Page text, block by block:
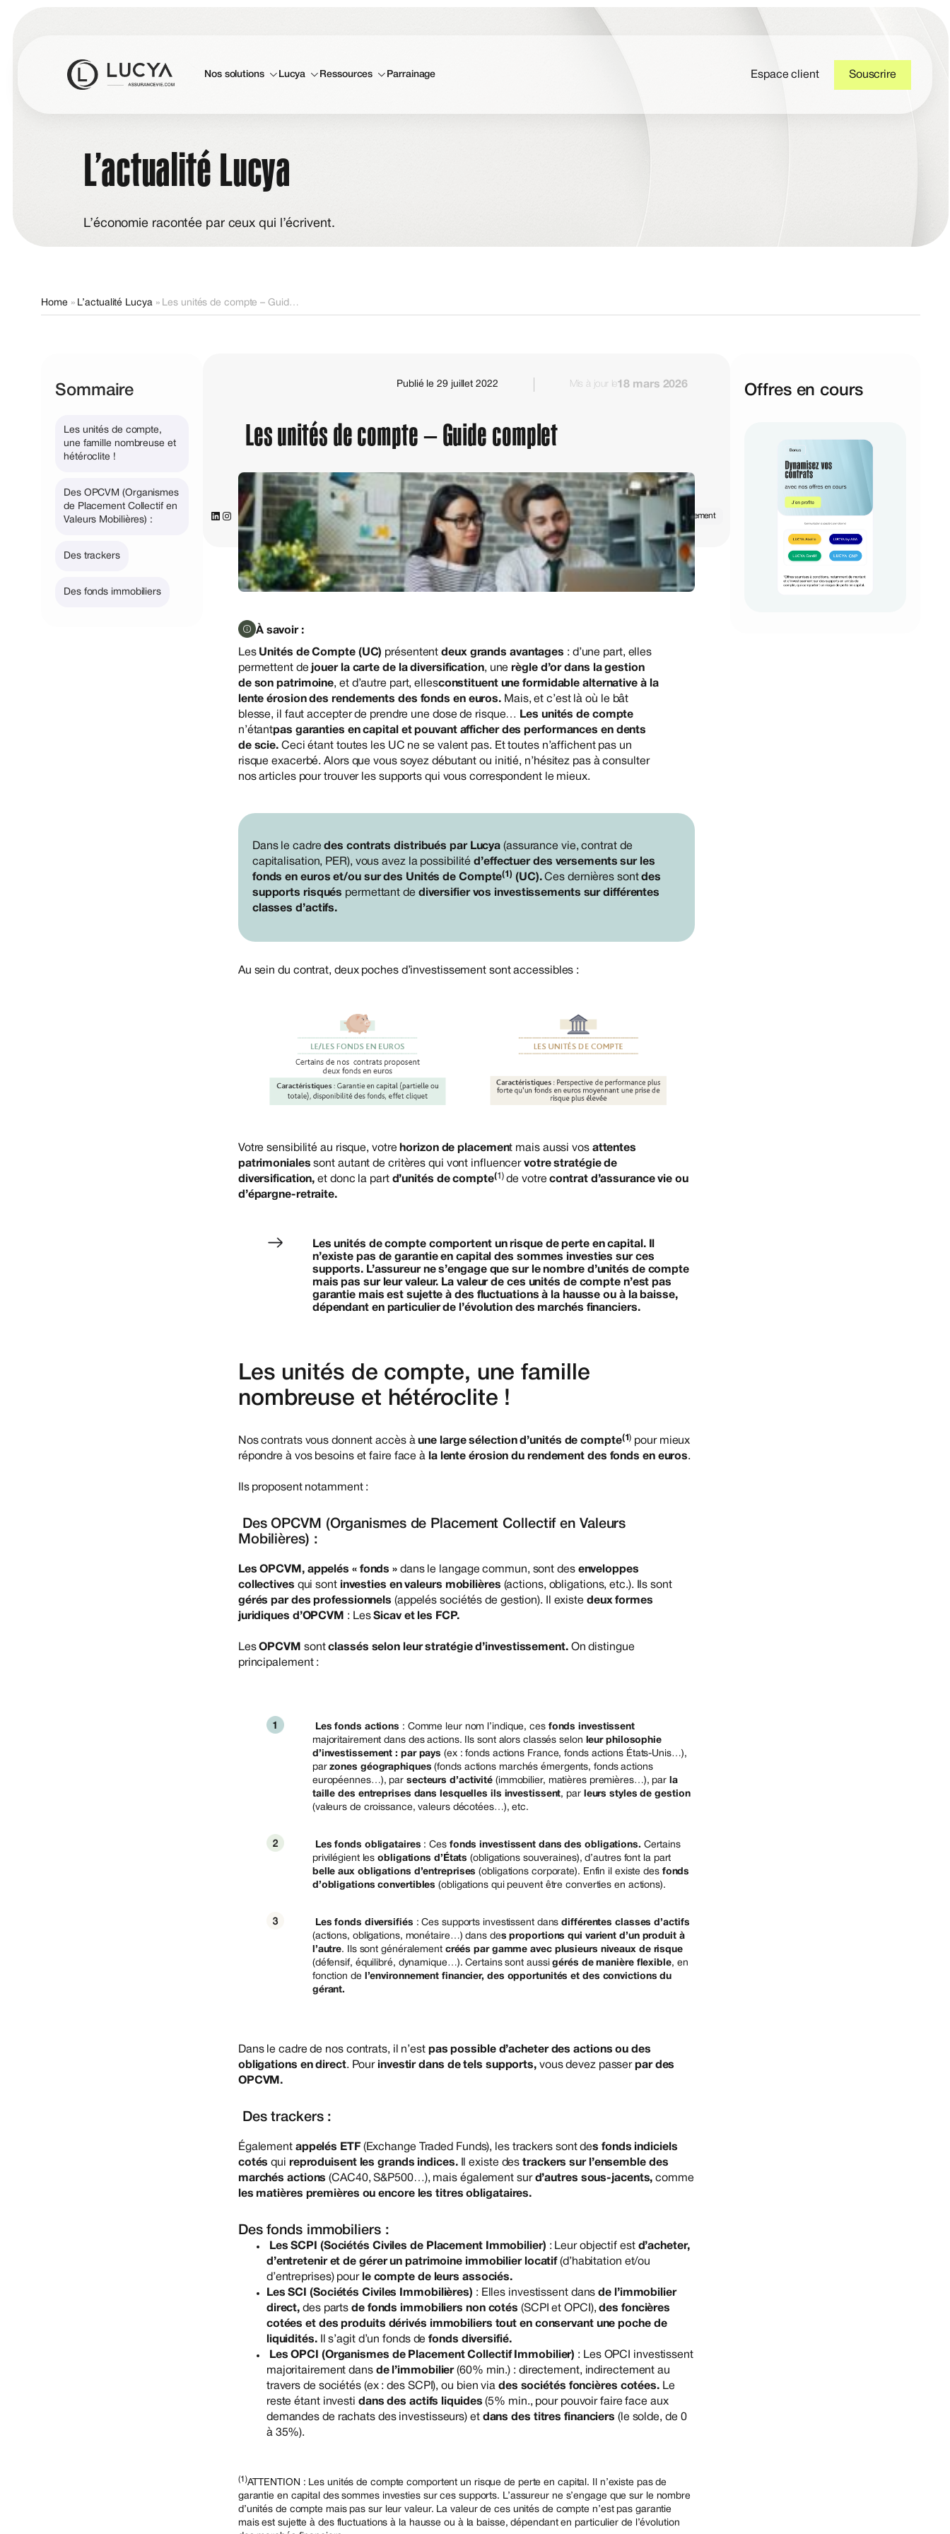
Nos solutions Lucya Ressources Parrainage Espace client Souscrire
L’actualité Lucya
L’économie racontée par ceux qui l’écrivent.
Home » L’actualité Lucya» Les unités de compte – Guide complet
Sommaire
Les unités de compte,
une famille nombreuse et
hétéroclite !
Des OPCVM (Organismes
de Placement Collectif en
Valeurs Mobilières) :
Des trackers
Des fonds immobiliers
Publié le 29 juillet 2022 Mis à jour le18 mars 2026
Les unités de compte – Guide complet
LinkedIn Instagram Assurance vie Retraite Placement
À savoir :
Les Unités de Compte (UC) présententdeux grands avantages : d’une part, elles
permettent de jouer la carte de la diversification, unerègle d’or dans la gestion
de son patrimoine, et d’autre part, ellesconstituent une formidable alternative à la
lente érosion des rendements des fonds en euros. Mais, et c’est là où le bât
blesse, il faut accepter de prendre une dose de risque…
Les unités de compte
n’étantpas garanties en capital et pouvant afficher des performances en dents
de scie. Ceci étant toutes les UC ne se valent pas. Et toutes n’affichent pas un
risque exacerbé. Alors que vous soyez débutant ou initié, n’hésitez pas à consulter
nos articles pour trouver les supports qui vous correspondent le mieux.
Dans le cadredes contrats distribués par Lucya (assurance vie, contrat de
capitalisation, PER), vous avez la possibilitéd’effectuer des versements sur les
fonds en euros et/ou sur des Unités de Compte(1) (UC).Ces dernières sontdes
supports risqués permettant de diversifier vos investissements sur différentes
classes d’actifs.
Au sein du contrat, deux poches d’investissement sont accessibles :
Votre sensibilité au risque, votre horizon de placement mais aussi vos attentes
patrimoniales sont autant de critères qui vont influencervotre stratégie de
diversification, et donc la part d’unités de compte(1)de votre contrat d’assurance vie ou
d’épargne-retraite.
Les unités de compte comportent un risque de perte en capital. Il
n’existe pas de garantie en capital des sommes investies sur ces
supports. L’assureur ne s’engage que sur le nombre d’unités de compte
mais pas sur leur valeur. La valeur de ces unités de compte n’est pas
garantie mais est sujette à des fluctuations à la hausse ou à la baisse,
dépendant en particulier de l’évolution des marchés financiers.
Les unités de compte, une famille
nombreuse et hétéroclite !
Nos contrats vous donnent accès àune large sélection d’unités de compte(1) pour mieux
répondre à vos besoins et faire face à la lente érosion du rendement des fonds en euros.
Ils proposent notamment :
Des OPCVM (Organismes de Placement Collectif en Valeurs
Mobilières) :
Les OPCVM, appelés « fonds » dans le langage commun, sont desenveloppes
collectives qui sontinvesties en valeurs mobilières (actions, obligations, etc.). Ils sont
gérés par des professionnels (appelés sociétés de gestion). Il existe deux formes
juridiques d’OPCVM
: LesSicav et les FCP.
LesOPCVM sontclassés selon leur stratégie d’investissement.On distingue
principalement :
Les fonds actions : Comme leur nom l’indique, ces fonds investissent
majoritairement dans des actions. Ils sont alors classés selon leur philosophie
d’investissement : par pays (ex : fonds actions France, fonds actions États-Unis…),
parzones géographiques (fonds actions marchés émergents, fonds actions
européennes…), par secteurs d’activité (immobilier, matières premières…), par
la
taille des entreprises dans lesquelles ils investissent, parleurs styles de gestion
(valeurs de croissance, valeurs décotées…), etc.
Les fonds obligataires : Ces fonds investissent dans des obligations. Certains
privilégient lesobligations d’États (obligations souveraines), d’autres font la part
belle aux obligations d’entreprises (obligations corporate). Enfin il existe desfonds
d’obligations convertibles(obligations qui peuvent être converties en actions).
Les fonds diversifiés : Ces supports investissent dans différentes classes d’actifs
(actions, obligations, monétaire…) dans des proportions qui varient d’un produit à
l’autre. Ils sont généralementcréés par gamme avec plusieurs niveaux de risque
(défensif, équilibré, dynamique…). Certains sont aussigérés de manière flexible, en
fonction de
l’environnement financier, des opportunités et des convictions du
gérant.
Dans le cadre de nos contrats, il n’est pas possible d’acheter des actions ou des
obligations en direct. Pourinvestir dans de tels supports,vous devez passerpar des
OPCVM.
Des trackers :
Également appelés ETF(Exchange Traded Funds), les trackers sont des fonds indiciels
cotésqui reproduisent les grands indices.Il existe destrackers sur l’ensemble des
marchés actions(CAC40, S&P500…), mais également sur d’autres sous-jacents, comme
les matières premières ou encore les titres obligataires.
Des fonds immobiliers :
Les SCPI (Sociétés Civiles de Placement Immobilier) : Leur objectif est d’acheter,
d’entretenir et de gérer un patrimoine immobilier locatif(d’habitation et/ou
d’entreprises) pour le compte de leurs associés.
Les SCI (Sociétés Civiles Immobilières) : Elles investissent dansde l’immobilier
direct,des partsde fonds immobiliers non cotés (SCPI et OPCI),des foncières
cotées et des produits dérivés immobiliers tout en conservant une poche de
liquidités.
Il s’agit d’un fonds de fonds diversifié.
Les OPCI (Organismes de Placement Collectif Immobilier) : Les OPCI investissent
majoritairement dansde l’immobilier(60% min.) : directement, indirectement au
travers de sociétés (ex : des SCPI), ou bien via des sociétés foncières cotées.Le
reste étant investi dans des actifs liquides(5% min., pour pouvoir faire face aux
demandes de rachats des investisseurs) et dans des titres financiers (le solde, de 0
à 35%).
(1)ATTENTION : Les unités de compte comportent un risque de perte en capital. Il n’existe pas de
garantie en capital des sommes investies sur ces supports. L’assureur ne s’engage que sur le nombre
d’unités de compte mais pas sur leur valeur. La valeur de ces unités de compte n’est pas garantie
mais est sujette à des fluctuations à la hausse ou à la baisse, dépendant en particulier de l’évolution
Offres en cours